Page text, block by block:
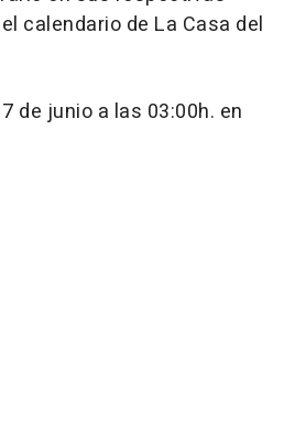
calendario de La Casa del
de junio a las 03:00h. en